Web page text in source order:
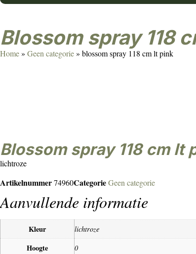
blossom spray 118
Home» Geen categorie» blossom spray 118 cm lt pink
blossom spray 118 cm lt
lichtroze
Artikelnummer74960CategorieGeen categorie
Aanvullende informatie
Kleur lichtroze
Hoogte 0